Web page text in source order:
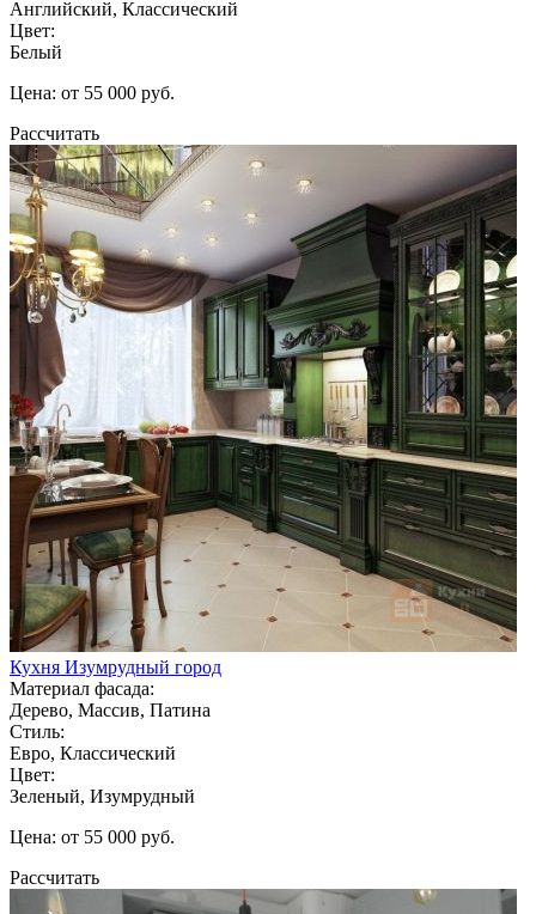
Английский, Классический
Цвет:
Белый
Цена: от 55 000 руб.
Рассчитать
Кухня Изумрудный город
Материал фасада:
Дерево, Массив, Патина
Стиль:
Евро, Классический
Цвет:
Зеленый, Изумрудный
Цена: от 55 000 руб.
Рассчитать